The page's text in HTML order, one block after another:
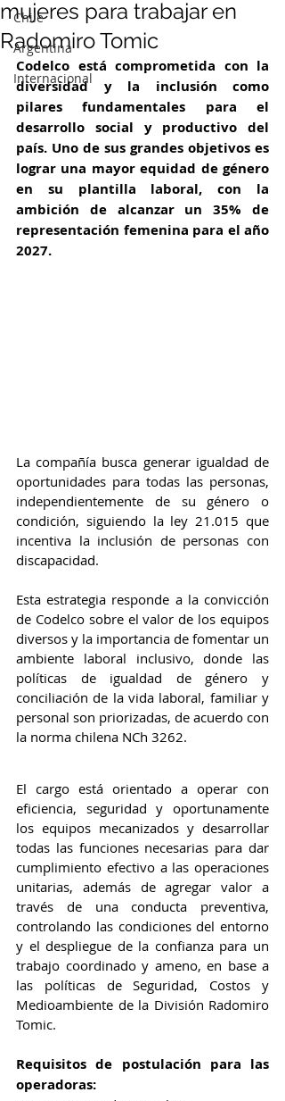
Chile
Argentina
Internacional
mujeres para trabajar en
Radomiro Tomic
Codelco está comprometida con la
diversidad y la inclusión como
pilares fundamentales para el
desarrollo social y productivo del
país. Uno de sus grandes objetivos es
lograr una mayor equidad de género
en su plantilla laboral, con la
ambición de alcanzar un 35% de
representación femenina para el año
2027.
La compañía busca generar igualdad de
oportunidades para todas las personas,
independientemente de su género o
condición, siguiendo la ley 21.015 que
incentiva la inclusión de personas con
discapacidad.
Esta estrategia responde a la convicción
de Codelco sobre el valor de los equipos
diversos y la importancia de fomentar un
ambiente laboral inclusivo, donde las
políticas de igualdad de género y
conciliación de la vida laboral, familiar y
personal son priorizadas, de acuerdo con
la norma chilena NCh 3262.
El cargo está orientado a operar con
eficiencia, seguridad y oportunamente
los equipos mecanizados y desarrollar
todas las funciones necesarias para dar
cumplimiento efectivo a las operaciones
unitarias, además de agregar valor a
través de una conducta preventiva,
controlando las condiciones del entorno
y el despliegue de la confianza para un
trabajo coordinado y ameno, en base a
las políticas de Seguridad, Costos y
Medioambiente de la División Radomiro
Tomic.
Requisitos de postulación para las
operadoras: